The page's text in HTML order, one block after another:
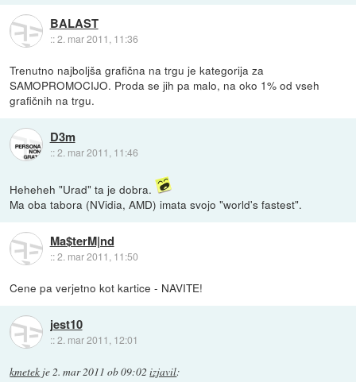
BALAST
::2. mar 2011, 11:36
Trenutno najboljša grafična na trgu je kategorija za
SAMOPROMOCIJO. Proda se jih pa malo, na oko 1% od vseh
grafičnih na trgu.
D3m
::2. mar 2011, 11:46
Heheheh "Urad" ta je dobra.
Ma oba tabora (NVidia, AMD) imata svojo "world's fastest".
Ma$terM|nd
::2. mar 2011, 11:50
Cene pa verjetno kot kartice - NAVITE!
jest10
::2. mar 2011, 12:01
kmetek je 2. mar 2011 ob 09:02 izjavil: